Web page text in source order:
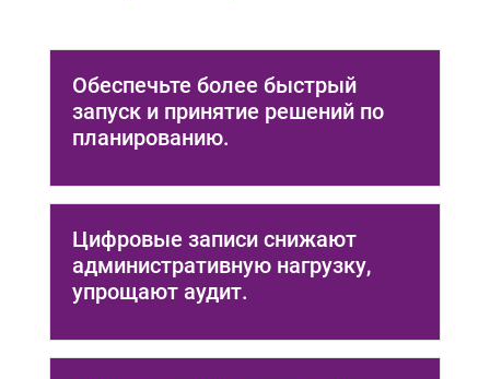
Обеспечьте более быстрый
запуск и принятие решений по
планированию.
Цифровые записи снижают
административную нагрузку,
упрощают аудит.